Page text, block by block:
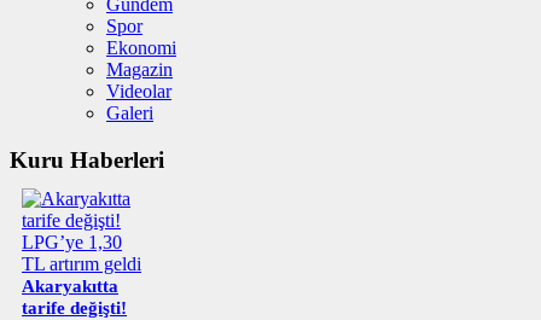
Gündem
Spor
Ekonomi
Magazin
Videolar
Galeri
Kuru Haberleri
Akaryakıtta
tarife değişti!